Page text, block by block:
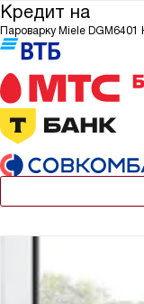
Кредит на
Пароварку Miele DGM6401